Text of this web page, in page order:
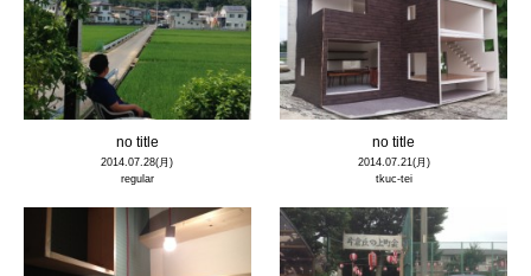
no title
2014.07.28(月)
regular
no title
2014.07.21(月)
tkuc-tei